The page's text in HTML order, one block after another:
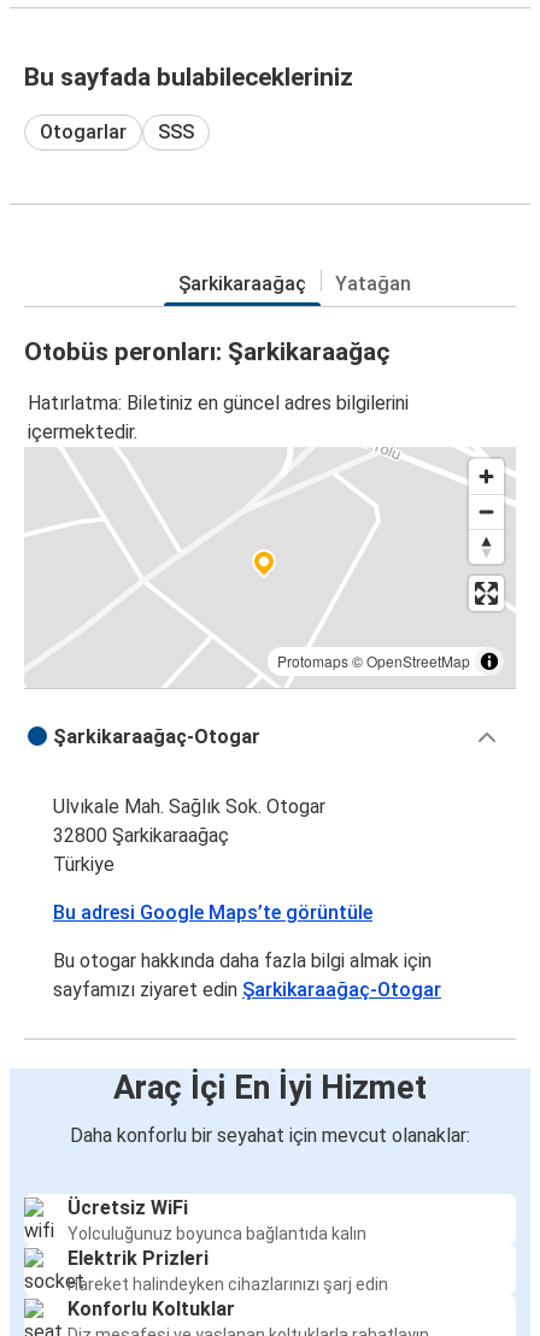
Bu sayfada bulabilecekleriniz
Otogarlar SSS
Şarkikaraağaç Yatağan
Otobüs peronları: Şarkikaraağaç
Hatırlatma: Biletiniz en güncel adres bilgilerini
içermektedir.
Protomaps©OpenStreetMap
Şarkikaraağaç-Otogar
Ulvıkale Mah. Sağlık Sok. Otogar
32800 Şarkikaraağaç
Türkiye
Bu adresi Google Maps’te görüntüle
Bu otogar hakkında daha fazla bilgi almak için
sayfamızı ziyaret edin Şarkikaraağaç-Otogar
Araç İçi En İyi Hizmet
Daha konforlu bir seyahat için mevcut olanaklar:
Ücretsiz WiFi
Yolculuğunuz boyunca bağlantıda kalın
Elektrik Prizleri
Hareket halindeyken cihazlarınızı şarj edin
Konforlu Koltuklar